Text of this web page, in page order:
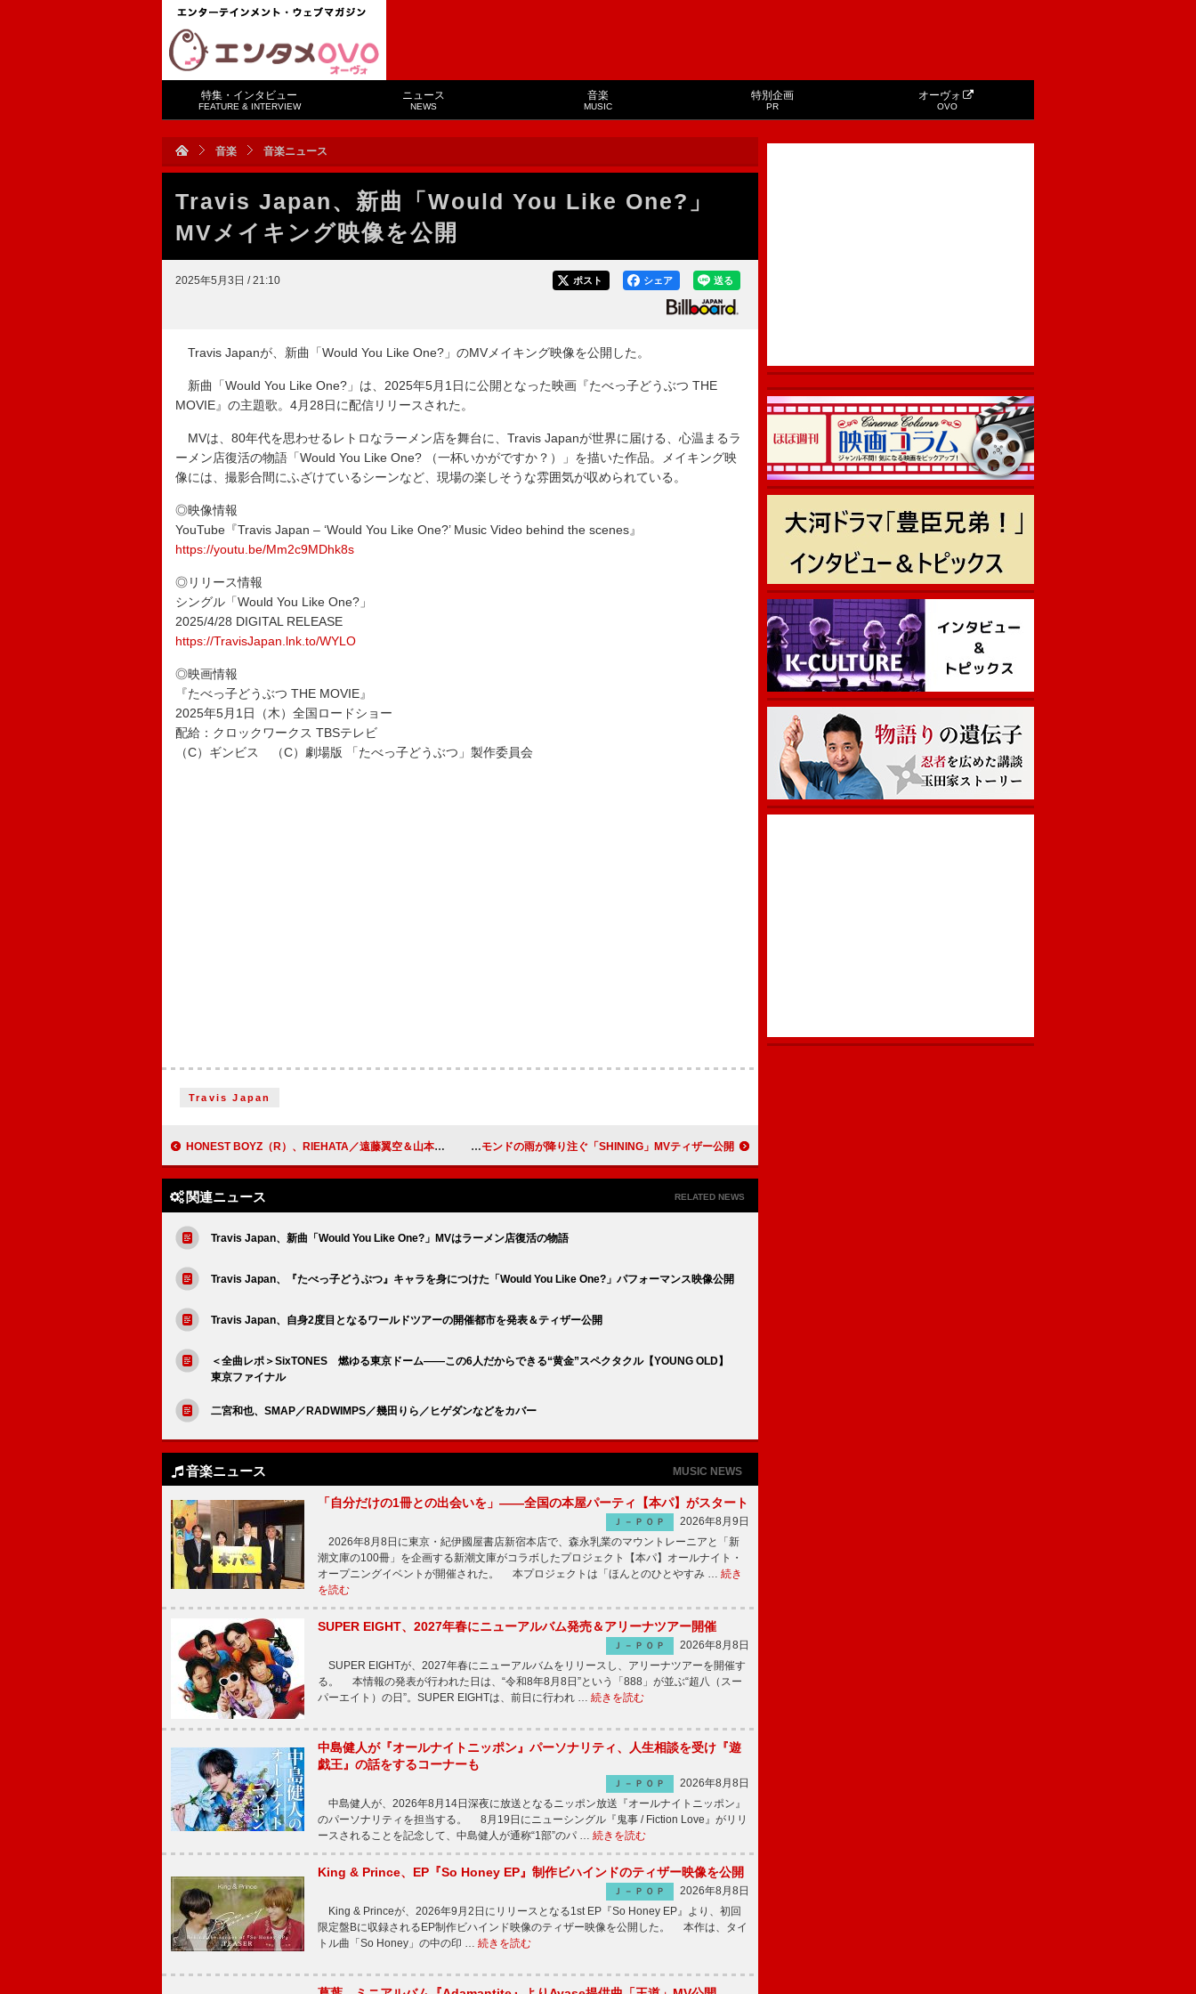
特集・インタビュー
FEATURE & INTERVIEW
ニュース
NEWS
音楽
MUSIC
特別企画
PR
オーヴォ
OVO
音楽 音楽ニュース
Travis Japan、新曲「Would You Like One?」
MVメイキング映像を公開
2025年5月3日 / 21:10 送る
シェア
ポスト
Travis Japanが、新曲「Would You Like One?」のMVメイキング映像を公開した。
新曲「Would You Like One?」は、2025年5月1日に公開となった映画『たべっ子どうぶつ THE
MOVIE』の主題歌。4月28日に配信リリースされた。
MVは、80年代を思わせるレトロなラーメン店を舞台に、Travis Japanが世界に届ける、心温まるラ
ーメン店復活の物語「Would You Like One? （一杯いかがですか？）」を描いた作品。メイキング映
像には、撮影合間にふざけているシーンなど、現場の楽しそうな雰囲気が収められている。
◎映像情報
YouTube『Travis Japan – ‘Would You Like One?’ Music Video behind the scenes』
https://youtu.be/Mm2c9MDhk8s
◎リリース情報
シングル「Would You Like One?」
2025/4/28 DIGITAL RELEASE
https://TravisJapan.lnk.to/WYLO
◎映画情報
『たべっ子どうぶつ THE MOVIE』
2025年5月1日（木）全国ロードショー
配給：クロックワークス TBSテレビ
（C）ギンビス （C）劇場版 「たべっ子どうぶつ」製作委員会
Travis Japan
HONEST BOYZ（R）、RIEHATA／遠藤翼空＆山本光汰（KID PHENOMENON）迎えた「Popcorn」配信リリース IS:SUE、ダイヤモンドの雨が降り注ぐ「SHINING」MVティザー公開
関連ニュース RELATED NEWS
Travis Japan、新曲「Would You Like One?」MVはラーメン店復活の物語
Travis Japan、『たべっ子どうぶつ』キャラを身につけた「Would You Like One?」パフォーマンス映像公開
Travis Japan、自身2度目となるワールドツアーの開催都市を発表＆ティザー公開
＜全曲レポ＞SixTONES 燃ゆる東京ドーム――この6人だからできる“黄金”スペクタクル【YOUNG OLD】
東京ファイナル
二宮和也、SMAP／RADWIMPS／幾田りら／ヒゲダンなどをカバー
音楽ニュース MUSIC NEWS
「自分だけの1冊との出会いを」――全国の本屋パーティ【本パ】がスタート
Ｊ－ＰＯＰ
2026年8月9日
2026年8月8日に東京・紀伊國屋書店新宿本店で、森永乳業のマウントレーニアと「新
潮文庫の100冊」を企画する新潮文庫がコラボしたプロジェクト【本パ】オールナイト・
オープニングイベントが開催された。 本プロジェクトは「ほんとのひとやすみ … 続き
を読む
SUPER EIGHT、2027年春にニューアルバム発売＆アリーナツアー開催
Ｊ－ＰＯＰ
2026年8月8日
SUPER EIGHTが、2027年春にニューアルバムをリリースし、アリーナツアーを開催す
る。 本情報の発表が行われた日は、“令和8年8月8日”という「888」が並ぶ“超八（スー
パーエイト）の日”。SUPER EIGHTは、前日に行われ … 続きを読む
中島健人が『オールナイトニッポン』パーソナリティ、人生相談を受け『遊
戯王』の話をするコーナーも
Ｊ－ＰＯＰ
2026年8月8日
中島健人が、2026年8月14日深夜に放送となるニッポン放送『オールナイトニッポン』
のパーソナリティを担当する。 8月19日にニューシングル『鬼事 / Fiction Love』がリリ
ースされることを記念して、中島健人が通称“1部”のパ … 続きを読む
King & Prince、EP『So Honey EP』制作ビハインドのティザー映像を公開
Ｊ－ＰＯＰ
2026年8月8日
King & Princeが、2026年9月2日にリリースとなる1st EP『So Honey EP』より、初回
限定盤Bに収録されるEP制作ビハインド映像のティザー映像を公開した。 本作は、タイ
トル曲「So Honey」の中の印 … 続きを読む